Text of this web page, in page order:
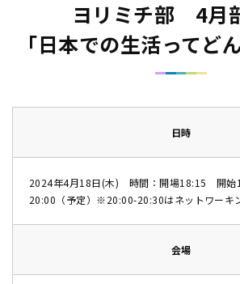
ヨリミチ部 4月
「日本での生活ってど
日時
2024年4月18日(木) 時間：開場18:15 開
20:00（予定）※20:00-20:30はネットワーキ
会場